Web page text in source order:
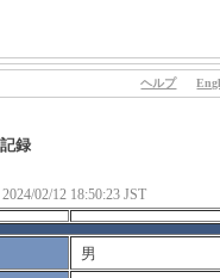
ヘルプ
録
2024/02/12 18:50:23 JST
男